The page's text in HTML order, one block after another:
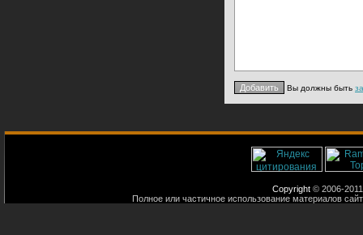
Вы должны быть
Copyright © 2006-
Полное или частичное использование материалов